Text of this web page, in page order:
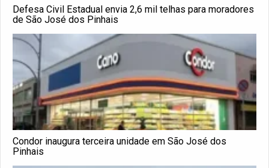
Defesa Civil Estadual envia 2,6 mil telhas para moradores
de São José dos Pinhais
Condor inaugura terceira unidade em São José dos
Pinhais